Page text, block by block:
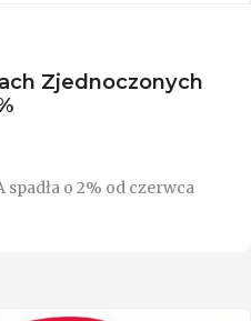
Zjednoczonych
o 2% od czerwca